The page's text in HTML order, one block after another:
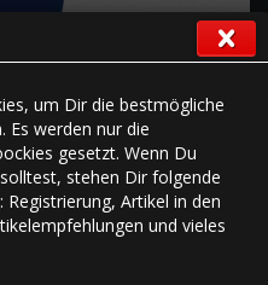
um Dir die bestmögliche
Es werden nur die
gesetzt. Wenn Du
stehen Dir folgende
Artikel in den
und vieles